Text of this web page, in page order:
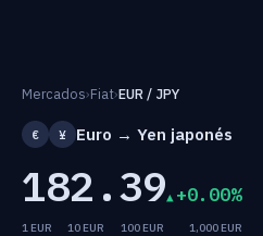
Mercados›Fiat›EUR / JPY
€ ¥ Euro → Yen japonés
182.39 +0.00%
1 EUR 10 EUR 100 EUR 1,000 EUR